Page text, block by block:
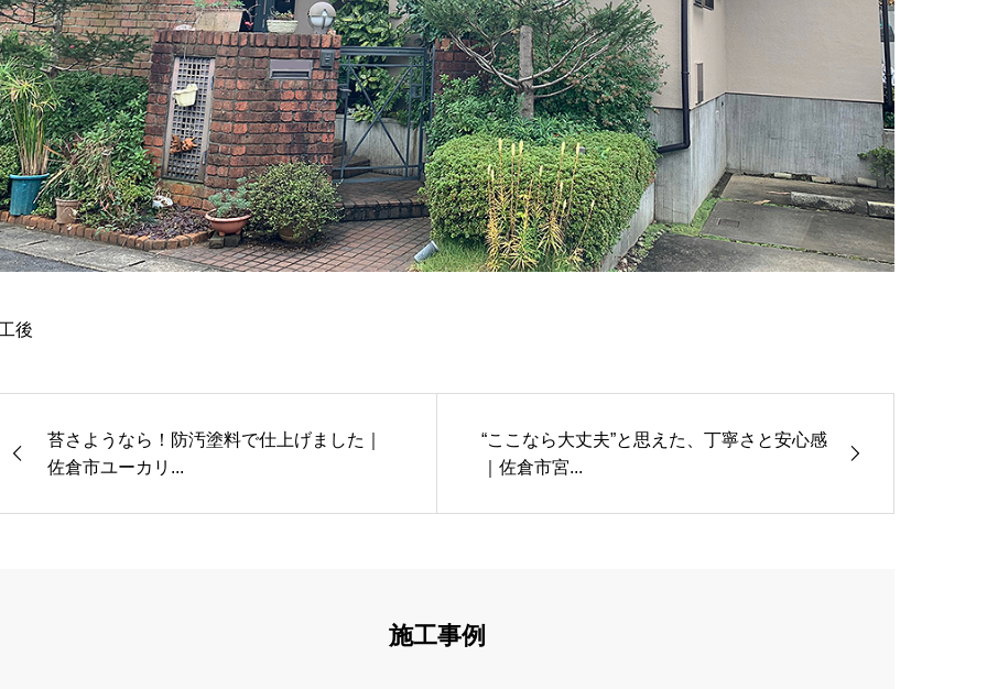
後
苔さようなら！防汚塗料で仕上げました｜
佐倉市ユーカリ...
“ここなら大丈夫”と思えた、丁寧さと安心感
｜佐倉市宮...
施工事例